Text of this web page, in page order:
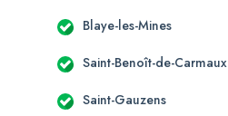
Blaye-les-Mines
Saint-Benoît-de-Carmaux
Saint-Gauzens